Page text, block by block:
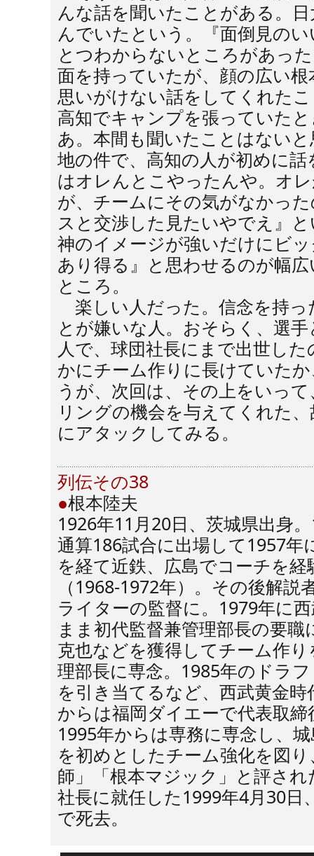
んな話を聞いたことがある。
んでいたという。『面倒見の
とつわからないところがあっ
面を持っていたが、顔の広い
思いがけない話をしてくれた
高知でキャンプを張っていた
あ。本間も聞いたことはない
地の件で、高知の人が初めに
はオレんとこやったんや。オ
が、チームにその気がなかっ
スと交渉した見たいやでえ』
神のイメージが強いだけにビ
あり得る』と思わせるのが幅
ところ。
楽しい人だった。信念を持
とが嫌いな人。おそらく、選
人で、球団社長にまで出世し
かにチーム作りに長けていた
うが、次回は、その上をいっ
リングの機会を与えてくれた
にアタックしてみる。
列伝その38
●根本陸夫
1926年11月20日、茨城県出身
通算186試合に出場して1957
を経て近鉄、広島でコーチを
（1968-1972年）。その後解
ライターの監督に。1979年に
まま初代監督兼管理部長の要
克也などを獲得してチーム作
理部長に専念。1985年のドラ
を引き当てるなど、西武黄金
からは福岡ダイエーで代表取
1995年からは専務に専念し、
を初めとしたチーム強化を図
師」「根本マジック」と評さ
社長に就任した1999年4月30日
で死去。